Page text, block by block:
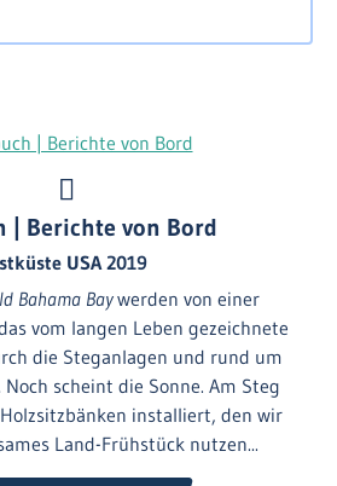
| Berichte von Bord
USA 2019
Bahama Baywerden von einer
vom langen Leben gezeichnete
die Steganlagen und rund um
Noch scheint die Sonne. Am Steg
installiert, den wir
Land-Frühstück nutzen...